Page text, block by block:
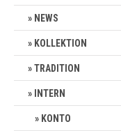
NEWS
KOLLEKTION
TRADITION
INTERN
KONTO